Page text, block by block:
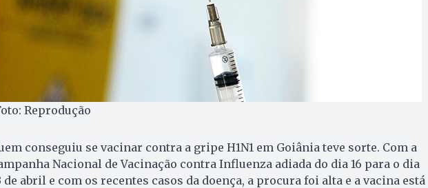
Reprodução
conseguiu se vacinar contra a gripe H1N1 em Goiânia teve sorte. Com a
Nacional de Vacinação contra Influenza adiada do dia 16 para o dia
de abril e com os recentes casos da doença, a procura foi alta e a vacina está